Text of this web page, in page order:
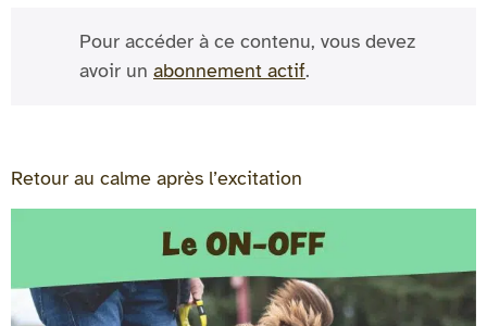
Pour accéder à ce contenu, vous devez
avoir un abonnement actif.
Retour au calme après l’excitation